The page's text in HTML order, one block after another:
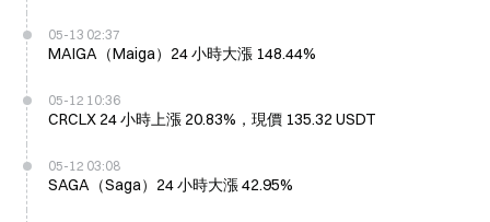
05-13 02:37
MAIGA（Maiga）24 小時大漲 148.44%
05-12 10:36
CRCLX 24 小時上漲 20.83%，現價 135.32 USDT
05-12 03:08
SAGA（Saga）24 小時大漲 42.95%